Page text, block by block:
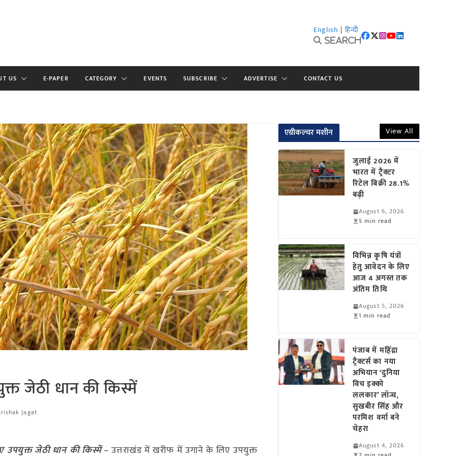
English | हिन्दी
Search
US E-PAPER CATEGORY EVENTS SUBSCRIBE ADVERTISE CONTACT US
जेठी धान की किस्में
Jagat
उपयुक्त जेठी धान की किस्में– उत्तराखंड में खरीफ में उगाने के लिए उपयुक्त
एग्रीकल्चर मशीन View All
जुलाई 2026 में
भारत में ट्रैक्टर
रिटेल बिक्री 28.1%
बढ़ी
August 6, 2026
5 min read
विभिन्न कृषि यंत्रों
हेतु आवेदन के लिए
आज 4 अगस्त तक
अंतिम तिथि
August 5, 2026
1 min read
पंजाब में महिंद्रा
ट्रैक्टर्स का नया
अभियान ‘दुनिया
विच इक्को
ललकार’ लॉन्च,
सुखबीर सिंह और
परमिश वर्मा बने
चेहरा
August 4, 2026